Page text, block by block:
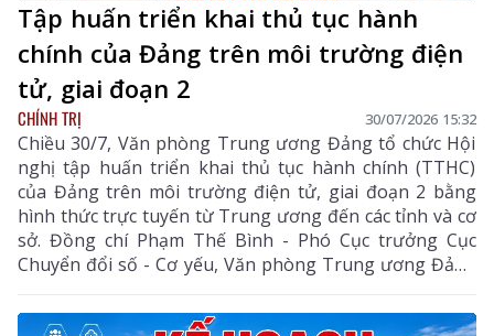
Tập huấn triển khai thủ tục hành
chính của Đảng trên môi trường điện
tử, giai đoạn 2
CHÍNH TRỊ 30/07/2026 15:32
Chiều 30/7, Văn phòng Trung ương Đảng tổ chức Hội
nghị tập huấn triển khai thủ tục hành chính (TTHC)
của Đảng trên môi trường điện tử, giai đoạn 2 bằng
hình thức trực tuyến từ Trung ương đến các tỉnh và cơ
sở. Đồng chí Phạm Thế Bình - Phó Cục trưởng Cục
Chuyển đổi số - Cơ yếu, Văn phòng Trung ương Đảng
chủ trì hội nghị.